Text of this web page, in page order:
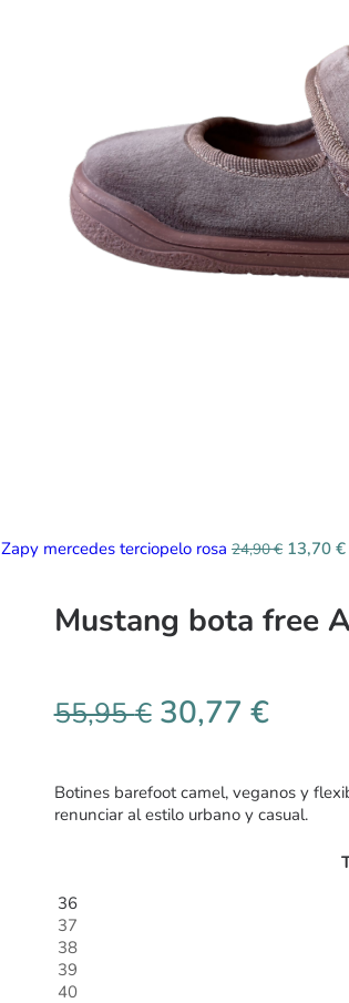
Zapy mercedes terciopelo rosa 24,90€ 13,70 €
Mustang bota free
55,95€ 30,77 €
Botines barefoot camel, veganos y
renunciar al estilo urbano y casual.
36
37
38
39
40